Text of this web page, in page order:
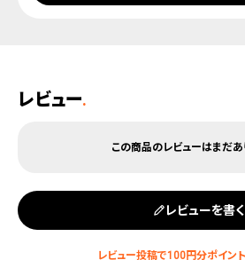
レビュー.
レビューを書く